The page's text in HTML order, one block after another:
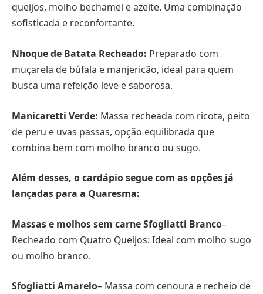
queijos, molho bechamel e azeite. Uma combinação
sofisticada e reconfortante.
Nhoque de Batata Recheado: Preparado com
muçarela de búfala e manjericão, ideal para quem
busca uma refeição leve e saborosa.
Manicaretti Verde: Massa recheada com ricota, peito
de peru e uvas passas, opção equilibrada que
combina bem com molho branco ou sugo.
Além desses, o cardápio segue com as opções já
lançadas para a Quaresma:
Massas e molhos sem carneSfogliatti Branco–
Recheado com Quatro Queijos: Ideal com molho sugo
ou molho branco.
Sfogliatti Amarelo– Massa com cenoura e recheio de